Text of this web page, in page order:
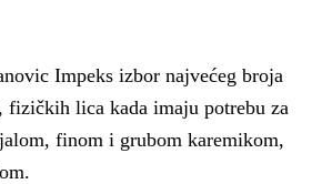
Impeks izbor najvećeg broja
fizičkih lica kada imaju potrebu za
finom i grubom karemikom,